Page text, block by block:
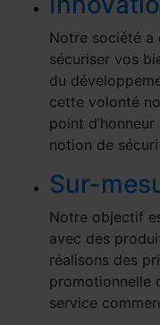
Notre société a
sécuriser vos
du
cette volonté
point
notion de
Sur-
Notre objectif
avec des
réalisons des
promotionnelle
service